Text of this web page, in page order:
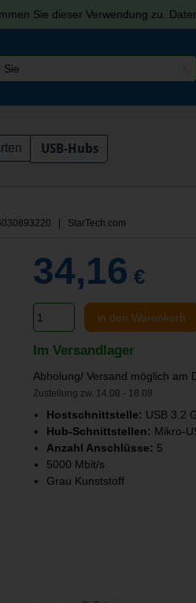
Sie dieser Verwendung zu.
USB-Hubs
| StarTech.com
34,16 €
in den Warenkorb
Im Versandlager
Abholung/ Versand möglich am
Zustellung zw. 14.08 - 18.08
Hostschnittstelle: USB 3.2
Hub-Schnittstellen: Mikro-
Anzahl Anschlüsse: 5
5000 Mbit/s
Grau Kunststoff